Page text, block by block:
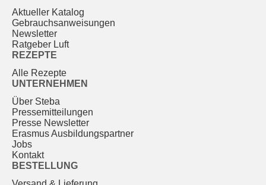
Aktueller Katalog
Gebrauchs­anweisungen
Newsletter
Ratgeber Luft
REZEPTE
Alle Rezepte
UNTERNEHMEN
Über Steba
Pressemitteilungen
Presse Newsletter
Erasmus Ausbildungspartner
Jobs
Kontakt
BESTELLUNG